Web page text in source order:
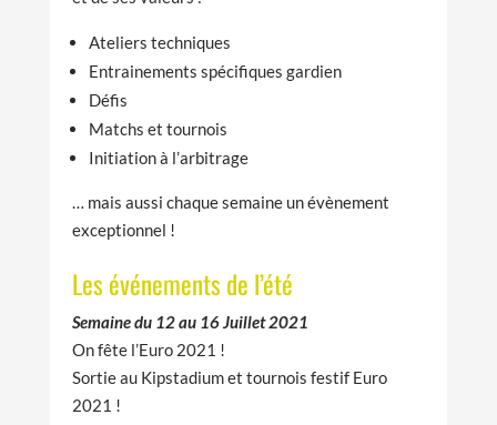
Ateliers techniques
Entrainements spécifiques gardien
Défis
Matchs et tournois
Initiation à l’arbitrage
… mais aussi chaque semaine un évènement
exceptionnel !
Les événements de l’été
Semaine du 12 au 16 Juillet 2021
On fête l’Euro 2021 !
Sortie au Kipstadium et tournois festif Euro
2021 !